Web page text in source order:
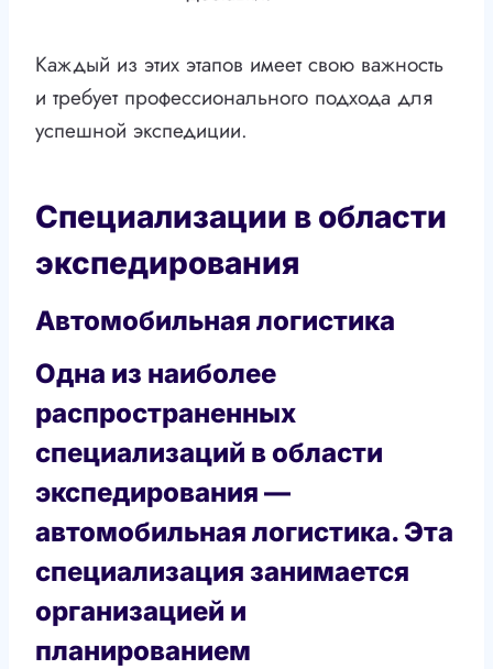
Каждый из этих этапов имеет свою важность
и требует профессионального подхода для
успешной экспедиции.
Специализации в области
экспедирования
Автомобильная логистика
Одна из наиболее
распространенных
специализаций в области
экспедирования —
автомобильная логистика. Эта
специализация занимается
организацией и
планированием